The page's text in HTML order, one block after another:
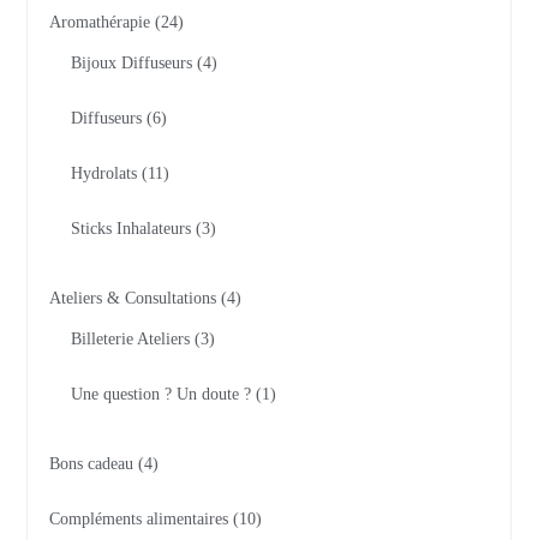
Aromathérapie 24
Bijoux Diffuseurs 4
Diffuseurs 6
Hydrolats 11
Sticks Inhalateurs 3
Ateliers & Consultations 4
Billeterie Ateliers 3
Une question ? Un doute ? 1
Bons cadeau 4
Compléments alimentaires 10